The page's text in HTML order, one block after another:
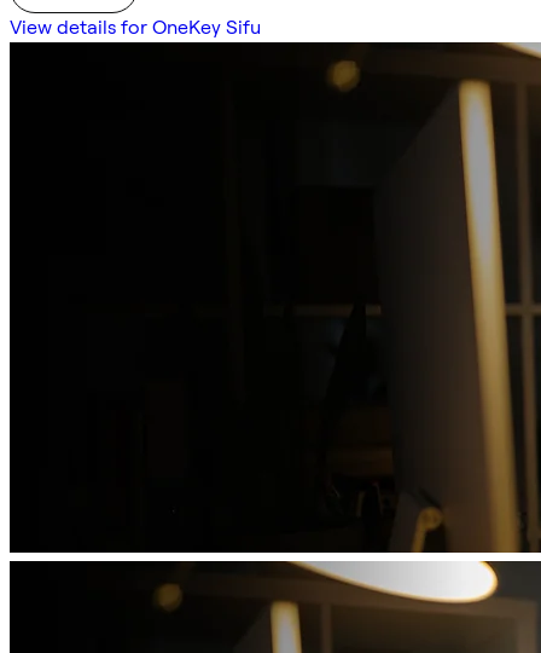
View details for OneKey Sifu